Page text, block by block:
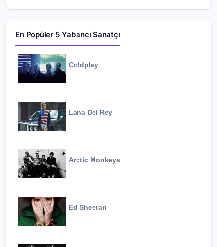
En Popüler 5 Yabancı Sanatçı
Coldplay
Lana Del Rey
Arctic Monkeys
Ed Sheeran